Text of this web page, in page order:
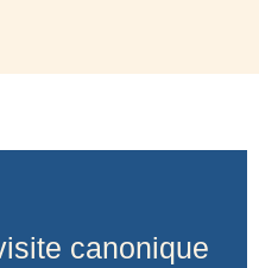
canonique